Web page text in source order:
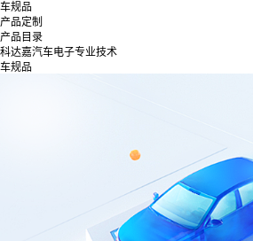
车规品
产品定制
产品目录
科达嘉汽车电子专业技术
车规品